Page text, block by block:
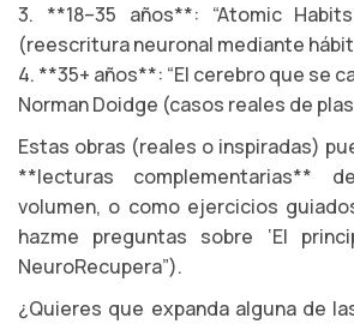
3. **18–35 años**: “Atomic
(reescritura neuronal mediante
4. **35+ años**: “El cerebro que se
Norman Doidge (casos reales de
Estas obras (reales o inspiradas)
**lecturas complementarias**
volumen, o como ejercicios
hazme preguntas sobre ‘El
NeuroRecupera”).
¿Quieres que expanda alguna de